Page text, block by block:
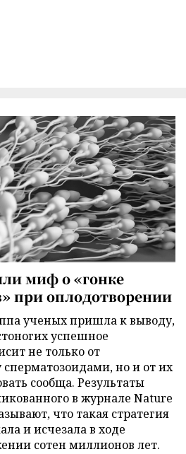
миф о «гонке
при оплодотворении
ученых пришла к выводу,
успешное
не только от
но и от их
сообща. Результаты
в журнале Nature
что такая стратегия
и исчезала в ходе
сотен миллионов лет.